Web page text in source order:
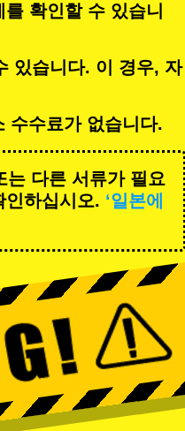
확인할 수 있습니
있습니다. 이 경우, 자
수수료가 없습니다.
는 다른 서류가 필요
하십시오. ‘일본에